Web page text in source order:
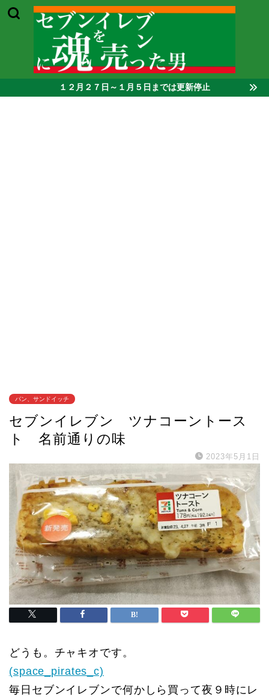
１２月２７日～１月５日までは更新停止
パン、サンドイッチ
セブンイレブン ツナコーントース
ト 名前通りの味
2023年5月1日
どうも。チャキオです。
(space_pirates_c)
毎日セブンイレブンで何かしら買って夜９時にレ